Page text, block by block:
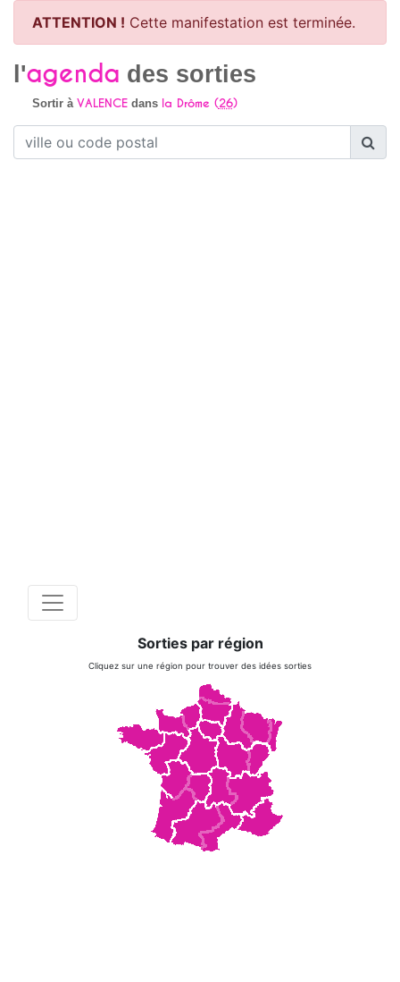
ATTENTION ! Cette manifestation est terminée.
l'agenda des sorties
Sortir à VALENCEdans la Drôme (26)
Sorties par région
Cliquez sur une région pour trouver des idées sorties